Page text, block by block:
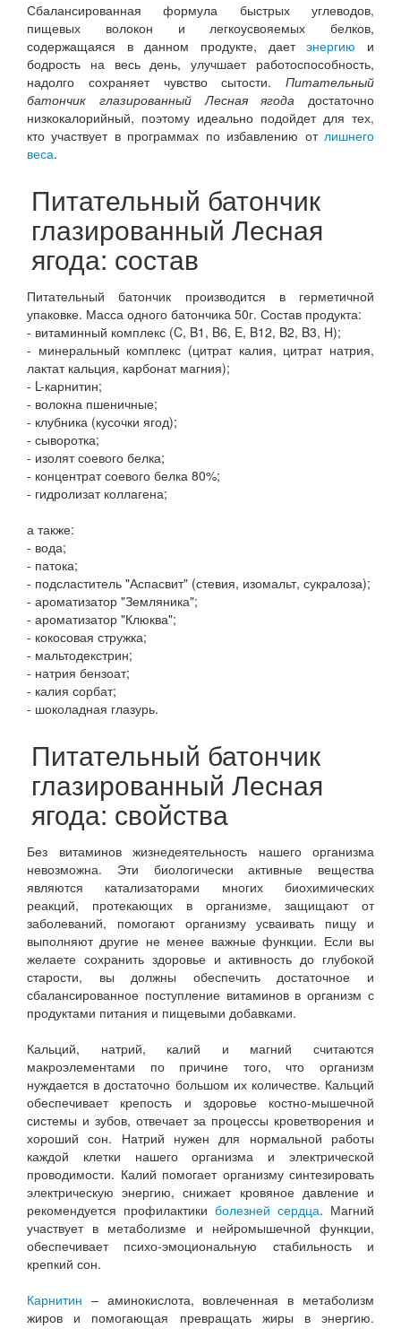
Сбалансированная формула быстрых углеводов,
пищевых волокон и легкоусвояемых белков,
содержащаяся в данном продукте, даетэнергию и
бодрость на весь день, улучшает работоспособность,
надолго сохраняет чувство сытости. Питательный
батончик глазированный Лесная ягода достаточно
низкокалорийный, поэтому идеально подойдет для тех,
кто участвует в программах по избавлению от лишнего
веса.
Питательный батончик
глазированный Лесная
ягода: состав
Питательный батончик производится в герметичной
упаковке. Масса одного батончика 50г. Состав продукта:
- витаминный комплекс (C, B1, B6, E, B12, B2, B3, H);
- минеральный комплекс (цитрат калия, цитрат натрия,
лактат кальция, карбонат магния);
- L-карнитин;
- волокна пшеничные;
- клубника (кусочки ягод);
- сыворотка;
- изолят соевого белка;
- концентрат соевого белка 80%;
- гидролизат коллагена;
а также:
- вода;
- патока;
- подсластитель "Аспасвит" (стевия, изомальт, сукралоза);
- ароматизатор "Земляника";
- ароматизатор "Клюква";
- кокосовая стружка;
- мальтодекстрин;
- натрия бензоат;
- калия сорбат;
- шоколадная глазурь.
Питательный батончик
глазированный Лесная
ягода: свойства
Без витаминов жизнедеятельность нашего организма
невозможна. Эти биологически активные вещества
являются катализаторами многих биохимических
реакций, протекающих в организме, защищают от
заболеваний, помогают организму усваивать пищу и
выполняют другие не менее важные функции. Если вы
желаете сохранить здоровье и активность до глубокой
старости, вы должны обеспечить достаточное и
сбалансированное поступление витаминов в организм с
продуктами питания и пищевыми добавками.
Кальций, натрий, калий и магний считаются
макроэлементами по причине того, что организм
нуждается в достаточно большом их количестве. Кальций
обеспечивает крепость и здоровье костно-мышечной
системы и зубов, отвечает за процессы кроветворения и
хороший сон. Натрий нужен для нормальной работы
каждой клетки нашего организма и электрической
проводимости. Калий помогает организму синтезировать
электрическую энергию, снижает кровяное давление и
рекомендуется профилактики болезней сердца. Магний
участвует в метаболизме и нейромышечной функции,
обеспечивает психо-эмоциональную стабильность и
крепкий сон.
Карнитин – аминокислота, вовлеченная в метаболизм
жиров и помогающая превращать жиры в энергию.